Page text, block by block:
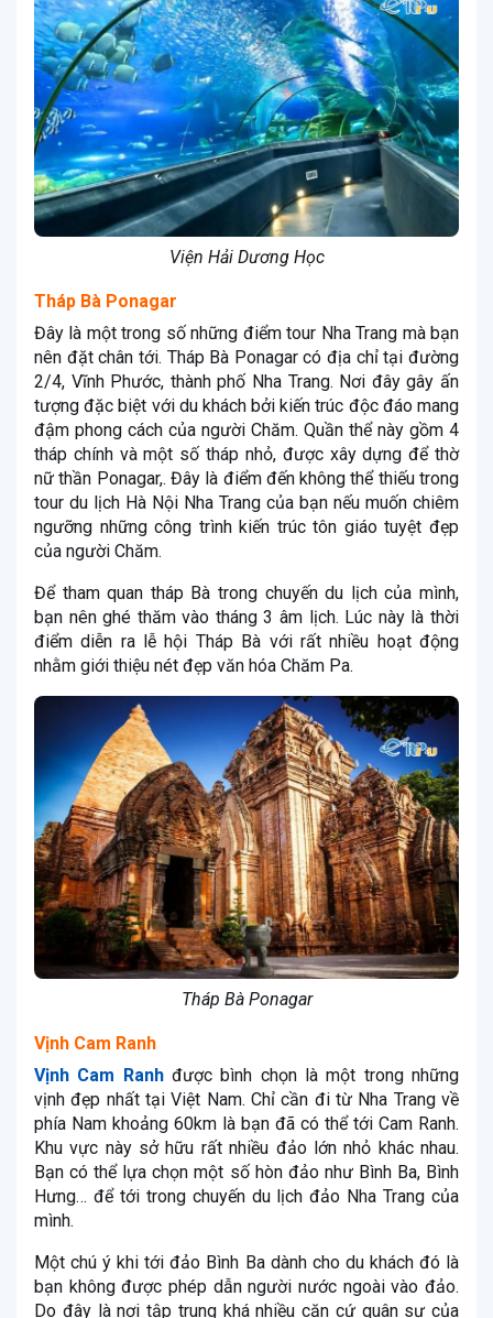
Viện Hải Dương Học
Tháp Bà Ponagar
Đây là một trong số những điểm tour Nha Trang mà bạn
nên đặt chân tới. Tháp Bà Ponagar có địa chỉ tại đường
2/4, Vĩnh Phước, thành phố Nha Trang. Nơi đây gây ấn
tượng đặc biệt với du khách bởi kiến trúc độc đáo mang
đậm phong cách của người Chăm. Quần thể này gồm 4
tháp chính và một số tháp nhỏ, được xây dựng để thờ
nữ thần Ponagar,. Đây là điểm đến không thể thiếu trong
tour du lịch Hà Nội Nha Trang của bạn nếu muốn chiêm
ngưỡng những công trình kiến trúc tôn giáo tuyệt đẹp
của người Chăm.
Để tham quan tháp Bà trong chuyến du lịch của mình,
bạn nên ghé thăm vào tháng 3 âm lịch. Lúc này là thời
điểm diễn ra lễ hội Tháp Bà với rất nhiều hoạt động
nhằm giới thiệu nét đẹp văn hóa Chăm Pa.
Tháp Bà Ponagar
Vịnh Cam Ranh
Vịnh Cam Ranhđược bình chọn là một trong những
vịnh đẹp nhất tại Việt Nam. Chỉ cần đi từ Nha Trang về
phía Nam khoảng 60km là bạn đã có thể tới Cam Ranh.
Khu vực này sở hữu rất nhiều đảo lớn nhỏ khác nhau.
Bạn có thể lựa chọn một số hòn đảo như Bình Ba, Bình
Hưng… để tới trong chuyến du lịch đảo Nha Trang của
mình.
Một chú ý khi tới đảo Bình Ba dành cho du khách đó là
bạn không được phép dẫn người nước ngoài vào đảo.
Do đây là nơi tập trung khá nhiều căn cứ quân sự của